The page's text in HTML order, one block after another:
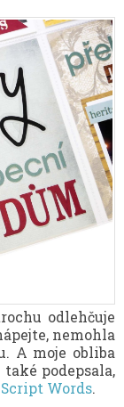
odlehčuje
nemohla
A moje obliba
podepsala,
Words.